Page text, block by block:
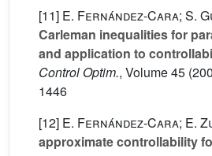
[11] E. Fernández-Cara; S.
Carleman inequalities for
and application to
Control Optim., Volume 45
1446
[12] E. Fernández-Cara; E.
approximate controllability